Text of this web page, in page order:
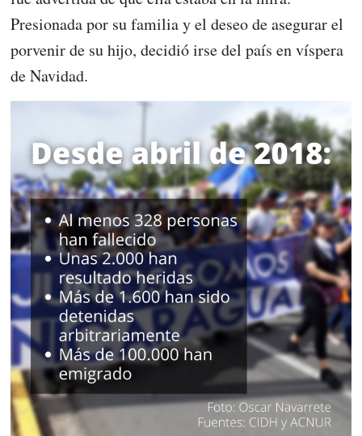
Presionada por su familia y el deseo de asegurar el
porvenir de su hijo, decidió irse del país en víspera
de Navidad.